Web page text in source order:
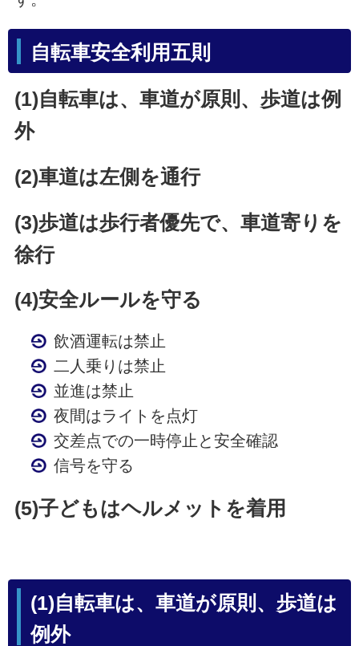
自転車安全利用五則
(1)自転車は、車道が原則、歩道は例
外
(2)車道は左側を通行
(3)歩道は歩行者優先で、車道寄りを
徐行
(4)安全ルールを守る
飲酒運転は禁止
二人乗りは禁止
並進は禁止
夜間はライトを点灯
交差点での一時停止と安全確認
信号を守る
(5)子どもはヘルメットを着用
(1)自転車は、車道が原則、歩道は
例外